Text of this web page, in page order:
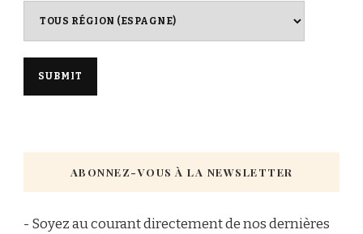
ABONNEZ-VOUS À LA NEWSLETTER
- Soyez au courant directement de nos dernières